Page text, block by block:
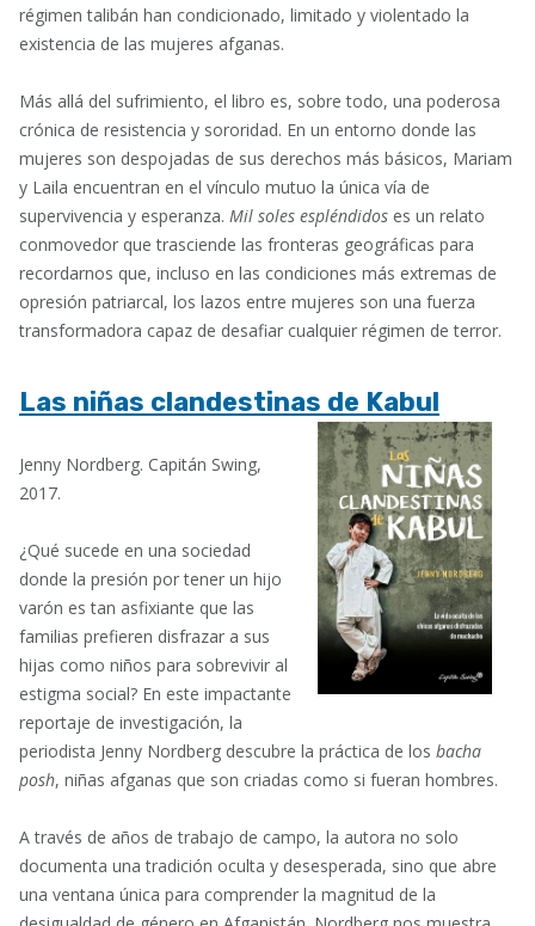
régimen talibán han condicionado, limitado y violentado la
existencia de las mujeres afganas.
Más allá del sufrimiento, el libro es, sobre todo, una poderosa
crónica de resistencia y sororidad. En un entorno donde las
mujeres son despojadas de sus derechos más básicos, Mariam
y Laila encuentran en el vínculo mutuo la única vía de
supervivencia y esperanza. Mil soles espléndidos es un relato
conmovedor que trasciende las fronteras geográficas para
recordarnos que, incluso en las condiciones más extremas de
opresión patriarcal, los lazos entre mujeres son una fuerza
transformadora capaz de desafiar cualquier régimen de terror.
Las niñas clandestinas de Kabul
Jenny Nordberg. Capitán Swing,
2017.
¿Qué sucede en una sociedad
donde la presión por tener un hijo
varón es tan asfixiante que las
familias prefieren disfrazar a sus
hijas como niños para sobrevivir al
estigma social? En este impactante
reportaje de investigación, la
periodista Jenny Nordberg descubre la práctica de los bacha
posh, niñas afganas que son criadas como si fueran hombres.
A través de años de trabajo de campo, la autora no solo
documenta una tradición oculta y desesperada, sino que abre
una ventana única para comprender la magnitud de la